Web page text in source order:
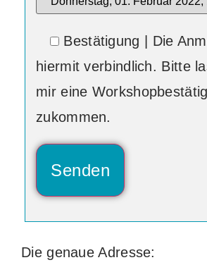
Bestätigung | Die
hiermit verbindlich. Bitte
mir eine
zukommen.
Die genaue Adresse: